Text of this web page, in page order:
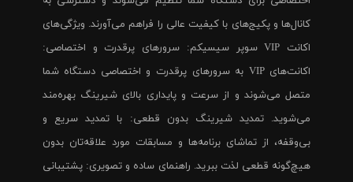
کانال‌ها و پکیج‌های با کیفیت عالی را فراهم می‌آورند. ویژگی‌های
اکانت VIP سوپر سیسیکم: سرورهای پرقدرت و اختصاصی:
اکانت‌های VIP به سرورهای پرقدرت و اختصاصی دستگاه شما
متصل می‌شوند و از سرعت و پایداری بالای شیرینگ بهره‌مند
می‌شوید. تمدید شیرینگ بدون قطعی: با تمدید سریع و
بی‌وقفه، از تماشای برنامه‌ها و مسابقات مورد علاقه‌تان بدون
هیچ‌گونه قطعی لذت ببرید. راهنمای ساده و تصویری: پشتیبانی